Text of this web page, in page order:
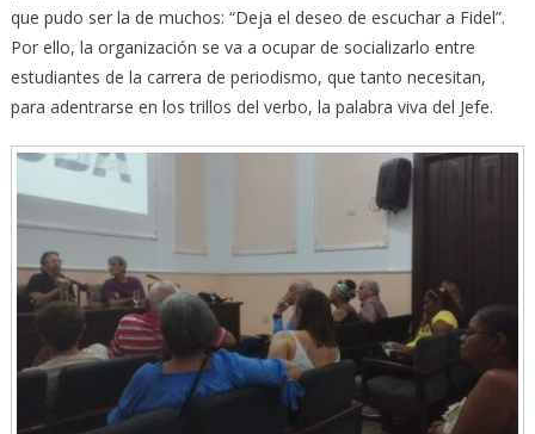
que pudo ser la de muchos: “Deja el deseo de escuchar a Fidel”.
Por ello, la organización se va a ocupar de socializarlo entre
estudiantes de la carrera de periodismo, que tanto necesitan,
para adentrarse en los trillos del verbo, la palabra viva del Jefe.